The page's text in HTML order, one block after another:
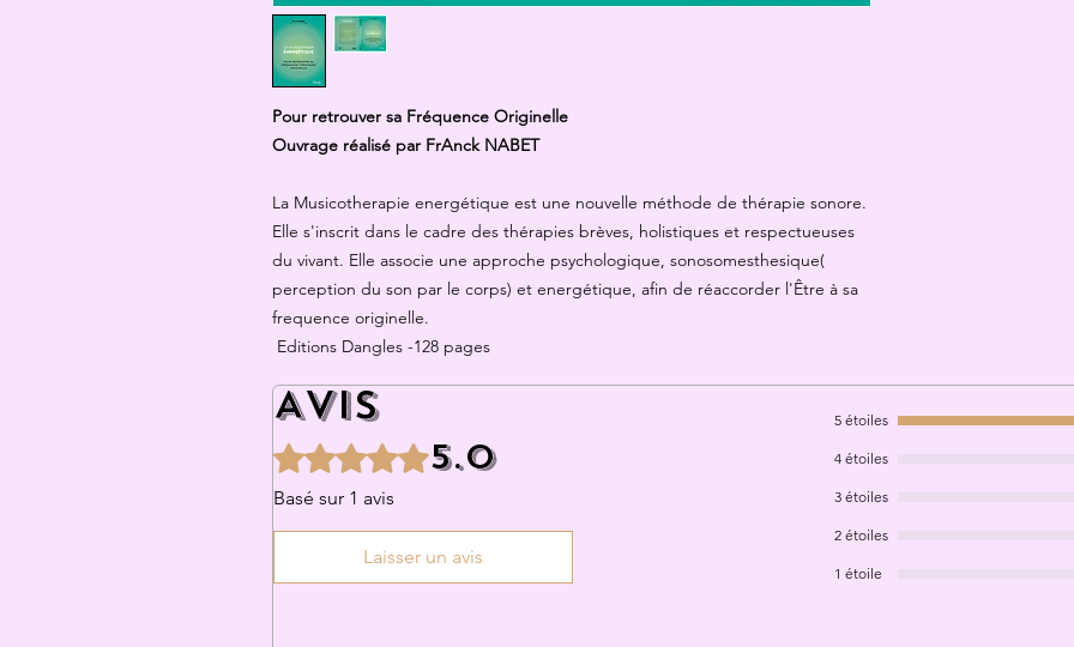
Pour retrouver sa Fréquence Originelle
Ouvrage réalisé par FrAnck NABET
La Musicotherapie energétique est une nouvelle méthode de thérapie sonore.
Elle s'inscrit dans le cadre des thérapies brèves, holistiques et respectueuses
du vivant. Elle associe une approche psychologique, sonosomesthesique(
perception du son par le corps) et energétique, afin de réaccorder l'Être à sa
frequence originelle.
Editions Dangles -128 pages
Avis
Noté 5 sur 5. 5.0
Basé sur 1 avis
Laisser un avis
5 étoiles
4 étoiles
3 étoiles
2 étoiles
1 étoile